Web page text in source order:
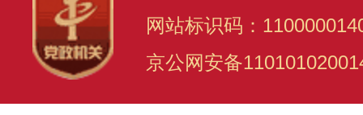
网站标识码：
京公网安备